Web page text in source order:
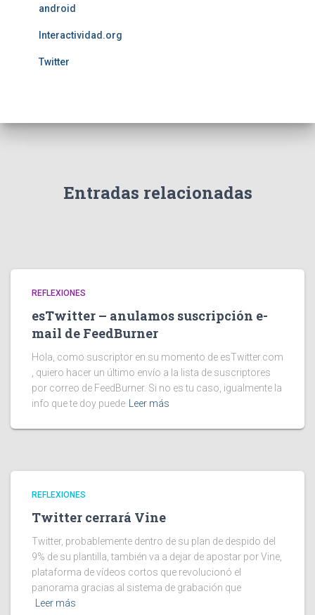
android
Interactividad.org
Twitter
Entradas relacionadas
REFLEXIONES
esTwitter – anulamos suscripción e-
mail de FeedBurner
Hola, como suscriptor en su momento de esTwitter.com
, quiero hacer un último envío a la lista de suscriptores
por correo de FeedBurner. Si no es tu caso, igualmente la
info que te doy puede
Leer más
REFLEXIONES
Twitter cerrará Vine
Twitter, probablemente dentro de su plan de despido del
9% de su plantilla, también va a dejar de apostar por Vine,
plataforma de vídeos cortos que revolucionó el
panorama gracias al sistema de grabación que
Leer más